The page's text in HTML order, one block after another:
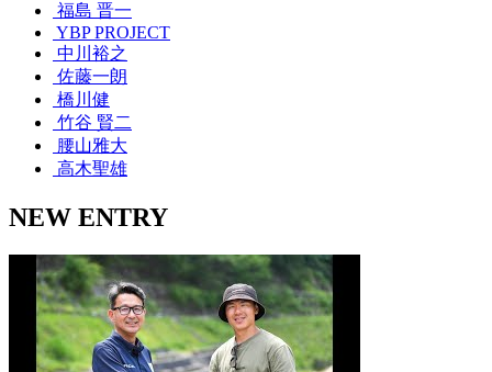
福島 晋一
YBP PROJECT
中川裕之
佐藤一朗
橋川健
竹谷 賢二
腰山雅大
高木聖雄
NEW ENTRY